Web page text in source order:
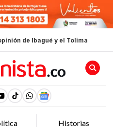
de Ibagué y el Tolima
Historias